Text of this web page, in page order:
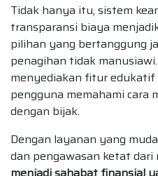
Tidak hanya itu, sistem
transparansi biaya
pilihan yang bertanggung
penagihan tidak
menyediakan fitur
pengguna memahami cara
dengan bijak.
Dengan layanan yang
dan pengawasan ketat dari